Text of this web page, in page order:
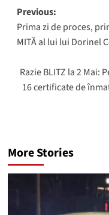
Post
navigation
Previous:
Prima zi de proces,
MITĂ al lui lui Dorinel
Razie BLITZ la 2 Mai:
16 certificate de
More Stories